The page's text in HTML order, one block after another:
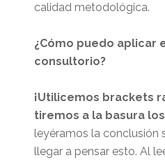
calidad metodológica.
¿Cómo puedo aplicar
consultorio?
¡Utilicemos brackets
tiremos a la basura
leyéramos la conclusión
llegar a pensar esto. Al